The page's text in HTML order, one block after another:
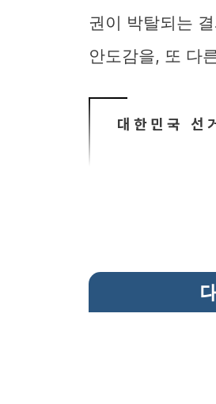
권이 박탈되는
안도감을, 또 다
대한민국 선